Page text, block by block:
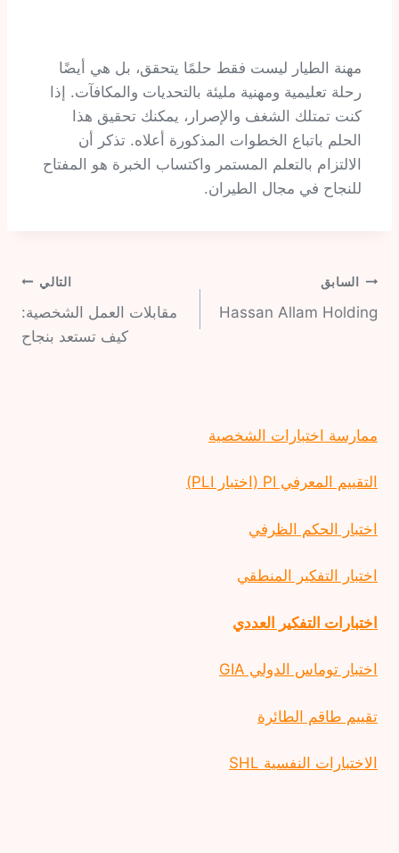
مهنة الطيار ليست فقط حلمًا يتحقق، بل هي أيضًا
رحلة تعليمية ومهنية مليئة بالتحديات والمكافآت. إذا
كنت تمتلك الشغف والإصرار، يمكنك تحقيق هذا
الحلم باتباع الخطوات المذكورة أعلاه. تذكر أن
الالتزام بالتعلم المستمر واكتساب الخبرة هو المفتاح
للنجاح في مجال الطيران.
السابق
Hassan Allam Holding
التالي
مقابلات العمل الشخصية:
كيف تستعد بنجاح
ممارسة اختبارات الشخصية
التقييم المعرفي PI (اختبار PLI)
اختبار الحكم الظرفي
اختبار التفكير المنطقي
اختبارات التفكير العددي
اختبار توماس الدولي GIA
تقييم طاقم الطائرة
الاختبارات النفسية SHL